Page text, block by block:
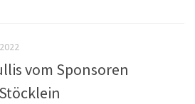
vom Sponsoren